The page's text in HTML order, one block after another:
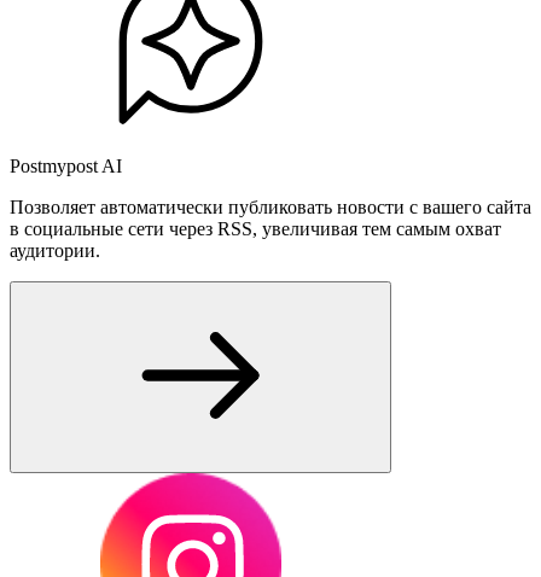
Postmypost AI
Позволяет автоматически публиковать новости с вашего сайта
в социальные сети через RSS, увеличивая тем самым охват
аудитории.